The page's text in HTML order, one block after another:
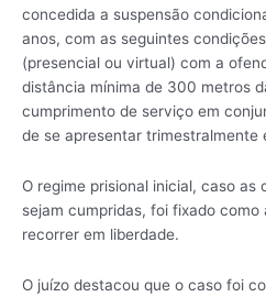
concedida a suspensão
anos, com as seguintes
(presencial ou virtual) com a
distância mínima de 300 metros
cumprimento de serviço em
de se apresentar trimestralmente
O regime prisional inicial, caso as
sejam cumpridas, foi fixado
recorrer em liberdade.
O juízo destacou que o caso foi